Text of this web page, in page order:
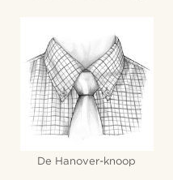
De Hanover-knoop